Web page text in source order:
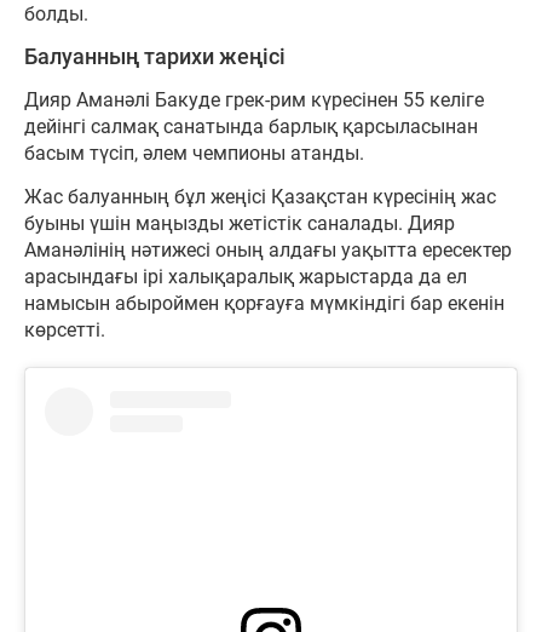
болды.
Балуанның тарихи жеңісі
Дияр Аманәлі Бакуде грек-рим күресінен 55 келіге
дейінгі салмақ санатында барлық қарсыласынан
басым түсіп, әлем чемпионы атанды.
Жас балуанның бұл жеңісі Қазақстан күресінің жас
буыны үшін маңызды жетістік саналады. Дияр
Аманәлінің нәтижесі оның алдағы уақытта ересектер
арасындағы ірі халықаралық жарыстарда да ел
намысын абыроймен қорғауға мүмкіндігі бар екенін
көрсетті.